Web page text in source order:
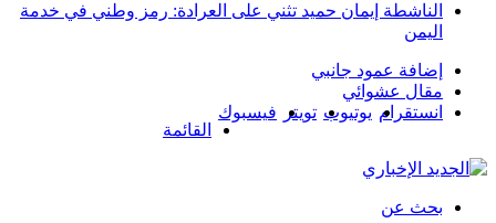
الناشطة إيمان حميد تثني على العرادة: رمز وطني في خدمة
اليمن
إضافة عمود جانبي
مقال عشوائي
انستقرام يوتيوب تويتر
فيسبوك
القائمة
بحث عن